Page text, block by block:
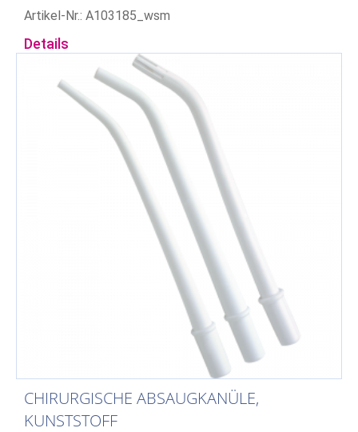
Artikel-Nr.: A103185_wsm
Details
CHIRURGISCHE ABSAUGKANÜLE,
KUNSTSTOFF